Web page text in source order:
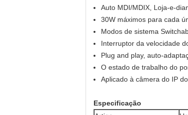
Auto MDI/MDIX, Loja-e-
30W máximos para cada
Modos de sistema
Interruptor da velocidade
Plug and play, auto-
O estado de trabalho do
Aplicado à câmera do IP
Especificação